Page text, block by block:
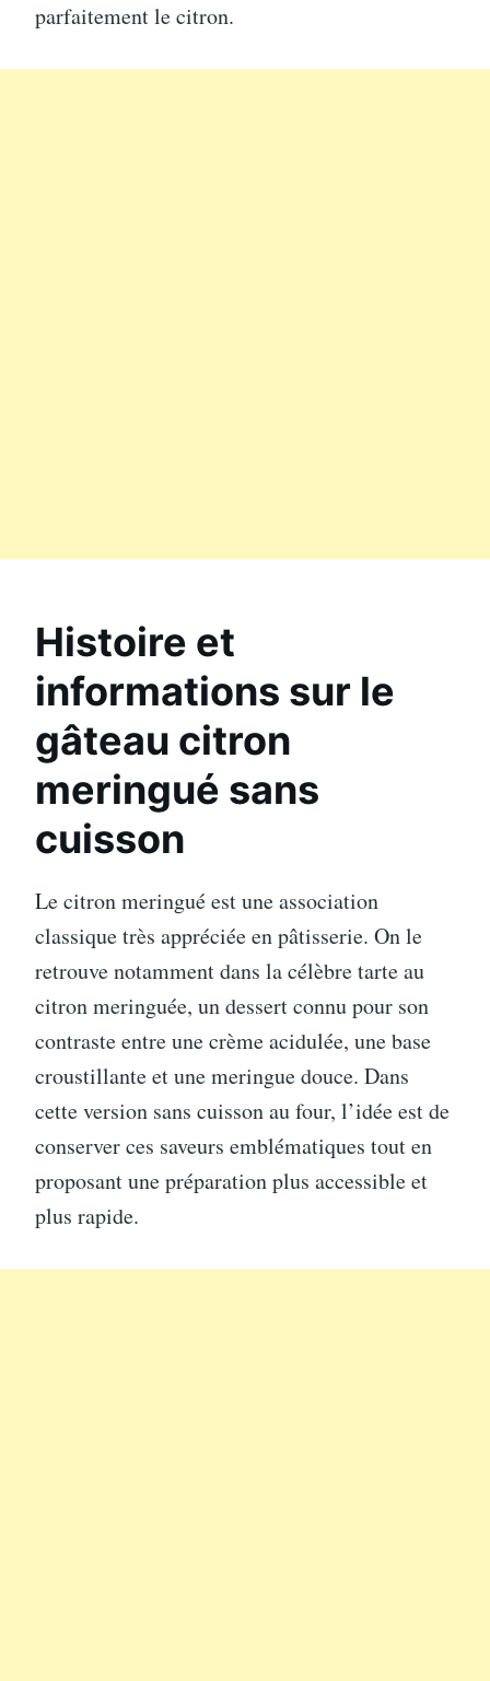
parfaitement le citron.
Histoire et
informations sur le
gâteau citron
meringué sans
cuisson
Le citron meringué est une association
classique très appréciée en pâtisserie. On le
retrouve notamment dans la célèbre tarte au
citron meringuée, un dessert connu pour son
contraste entre une crème acidulée, une base
croustillante et une meringue douce. Dans
cette version sans cuisson au four, l’idée est de
conserver ces saveurs emblématiques tout en
proposant une préparation plus accessible et
plus rapide.